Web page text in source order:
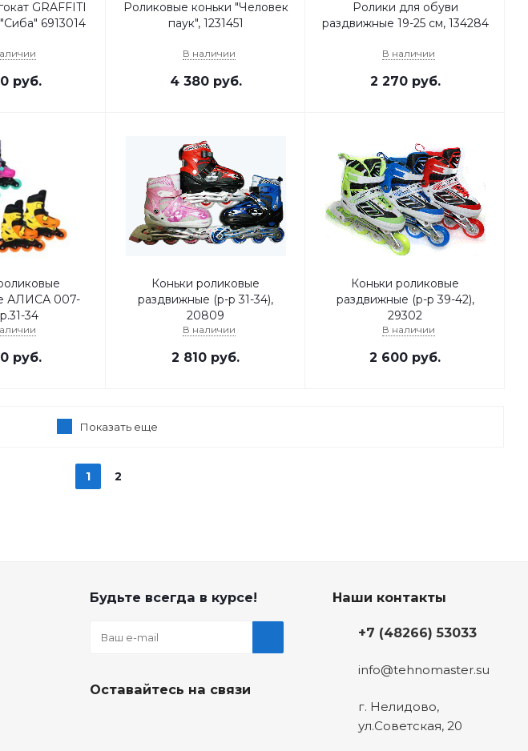
GRAFFITI
6913014
руб.
Роликовые коньки "Человек
паук", 1231451
В наличии
4 380руб.
Ролики для обуви
раздвижные 19-25 см, 134284
В наличии
2 270руб.
АЛИСА 007-
34
руб.
Коньки роликовые
раздвижные (р-р 31-34),
20809
В наличии
2 810 руб.
Коньки роликовые
раздвижные (р-р 39-42),
29302
В наличии
2 600 руб.
Показать еще
1 2
Будьте всегда в курсе!
Оставайтесь на связи
Наши контакты
+7 (48266) 53033
info@tehnomaster.su
г. Нелидово,
ул.Советская, 20